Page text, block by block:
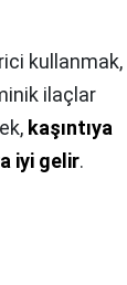
kullanmak,
ilaçlar
kaşıntıya
iyi gelir.